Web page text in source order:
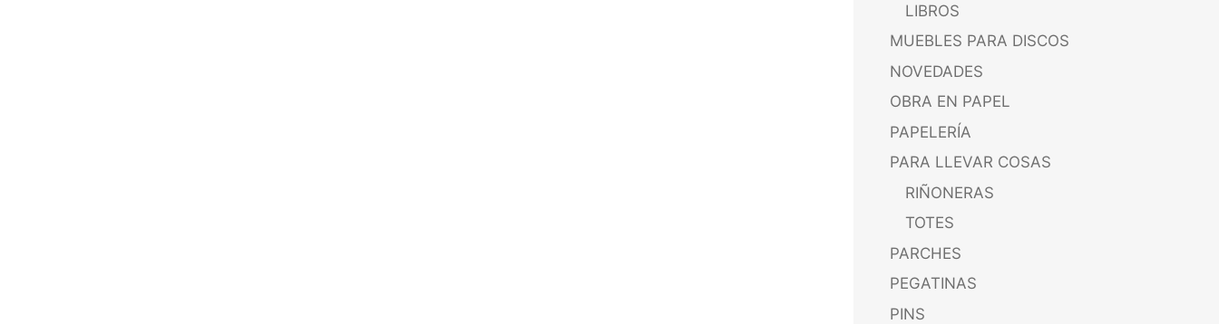
LIBROS
MUEBLES PARA DISCOS
NOVEDADES
OBRA EN PAPEL
PAPELERÍA
PARA LLEVAR COSAS
RIÑONERAS
TOTES
PARCHES
PEGATINAS
PINS